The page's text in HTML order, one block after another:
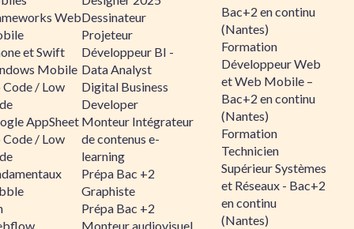
Web
et Swift
Mobile
/ Low
AppSheet
/ Low
Dessinateur
Projeteur
Développeur BI -
Data Analyst
Digital Business
Developer
Monteur Intégrateur
de contenus e-
learning
Prépa Bac +2
Graphiste
Prépa Bac +2
Monteur audiovisuel
Bac+2 en continu
(Nantes)
Formation
Développeur Web
et Web Mobile –
Bac+2 en continu
(Nantes)
Formation
Technicien
Supérieur Systèmes
et Réseaux - Bac+2
en continu
(Nantes)